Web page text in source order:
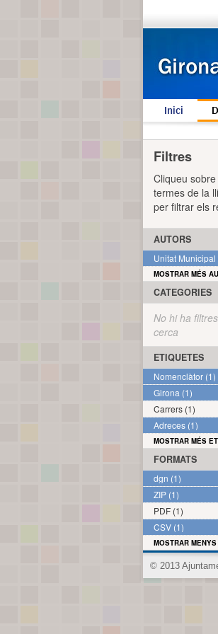
Inici
Filtres
Cliqueu
termes de la
per filtrar els
AUTORS
Unitat Municipal
MOSTRAR MÉS
CATEGORIES
No hi ha
cerca
ETIQUETES
Nomenclàtor (1)
Girona (1)
Carrers (1)
Adreces (1)
MOSTRAR MÉS
FORMATS
dgn (1)
ZIP (1)
PDF (1)
CSV (1)
MOSTRAR
© 2013